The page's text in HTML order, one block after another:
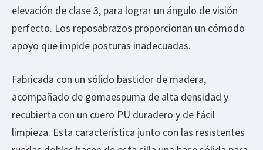
elevación de clase 3, para lograr un ángulo de visión
perfecto. Los reposabrazos proporcionan un cómodo
apoyo que impide posturas inadecuadas.
Fabricada con un sólido bastidor de madera,
acompañado de gomaespuma de alta densidad y
recubierta con un cuero PU duradero y de fácil
limpieza. Esta característica junto con las resistentes